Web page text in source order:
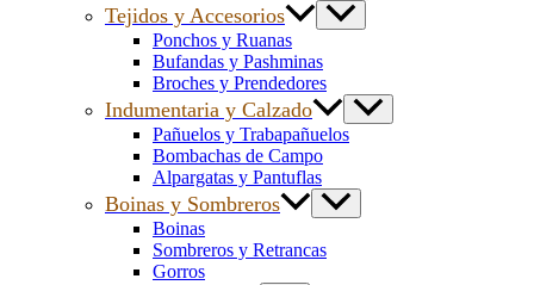
Tejidos y Accesorios
Ponchos y Ruanas
Bufandas y Pashminas
Broches y Prendedores
Indumentaria y Calzado
Pañuelos y Trabapañuelos
Bombachas de Campo
Alpargatas y Pantuflas
Boinas y Sombreros
Boinas
Sombreros y Retrancas
Gorros